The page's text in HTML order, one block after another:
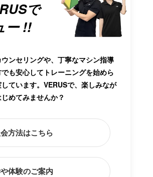
で
ー !!
ンセリングや、丁寧なマシン指導
も安心してトレーニングを始めら
ています。VERUSで、楽しみなが
めてみませんか？
方法はこちら
体験のご案内